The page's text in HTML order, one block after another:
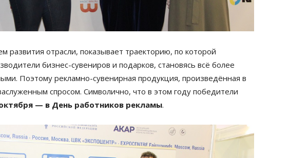
развития отрасли, показывает траекторию, по которой
бизнес-сувениров и подарков, становясь всё более
Поэтому рекламно-сувенирная продукция, произведённая в
спросом. Символично, что в этом году победители
— в День работников рекламы.